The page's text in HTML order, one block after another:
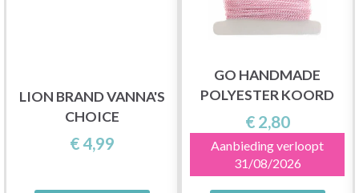
LION BRAND VANNA'S
CHOICE
€ 4,99
GO HANDMADE
POLYESTER KOORD
€ 2,80
Aanbieding verloopt
31/08/2026